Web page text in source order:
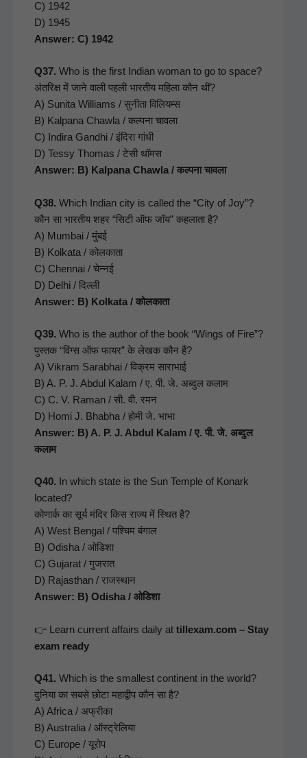
C) 1942
D) 1945
Answer: C) 1942
Q37. Who is the first Indi­an woman to go to space?
अंतरिक्ष में जाने वाली पहली भारतीय महिला कौन थीं?
A) Suni­ta Williams / सुनीता विलियम्स
B) Kalpana Chawla / कल्पना चावला
C) Indi­ra Gand­hi / इंदिरा गांधी
D) Tessy Thomas / टेसी थॉमस
Answer: B) Kalpana Chawla / कल्पना चावला
Q38. Which Indi­an city is called the “City of Joy”?
कौन सा भारतीय शहर “सिटी ऑफ जॉय” कहलाता है?
A) Mum­bai / मुंबई
B) Kolkata / कोलकाता
C) Chen­nai / चेन्नई
D) Del­hi / दिल्ली
Answer: B) Kolkata / कोलकाता
Q39. Who is the author of the book “Wings of Fire”?
पुस्तक “विंग्स ऑफ फायर” के लेखक कौन हैं?
A) Vikram Sarab­hai / विक्रम साराभाई
B) A. P. J. Abdul Kalam / ए. पी. जे. अब्दुल कलाम
C) C. V. Raman / सी. वी. रमन
D) Homi J. Bhab­ha / होमी जे. भाभा
Answer: B) A. P. J. Abdul Kalam / ए. पी. जे. अब्दुल
कलाम
Q40. In which state is the Sun Tem­ple of Konark
locat­ed?
कोणार्क का सूर्य मंदिर किस राज्य में स्थित है?
A) West Ben­gal / पश्चिम बंगाल
B) Odisha / ओडिशा
C) Gujarat / गुजरात
D) Rajasthan / राजस्थान
Answer: B) Odisha / ओडिशा
👉 Learn cur­rent affairs dai­ly at tillexam.com – Stay
exam ready
Q41. Which is the small­est con­ti­nent in the world?
दुनिया का सबसे छोटा महाद्वीप कौन सा है?
A) Africa / अफ्रीका
B) Aus­tralia / ऑस्ट्रेलिया
C) Europe / यूरोप